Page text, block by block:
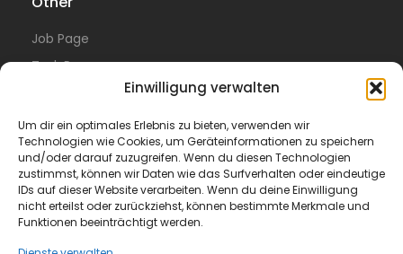
Einwilligung verwalten
Um dir ein optimales Erlebnis zu bieten, verwenden wir
Technologien wie Cookies, um Geräteinformationen zu speichern
und/oder darauf zuzugreifen. Wenn du diesen Technologien
zustimmst, können wir Daten wie das Surfverhalten oder eindeutige
IDs auf dieser Website verarbeiten. Wenn du deine Einwilligung
nicht erteilst oder zurückziehst, können bestimmte Merkmale und
Funktionen beeinträchtigt werden.
Job Page
Task Page
Blog
Translating 15000 words from english to german
Legal
Privacy Policy